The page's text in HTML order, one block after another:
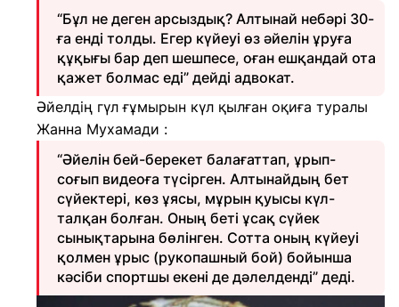
“Бұл не деген арсыздық? Алтынай небәрі 30-
ға енді толды. Егер күйеуі өз әйелін ұруға
құқығы бар деп шешпесе, оған ешқандай ота
қажет болмас еді” дейді адвокат.
Әйелдің гүл ғұмырын күл қылған оқиға туралы
Жанна Мухамади :
“Әйелін бей-берекет балағаттап, ұрып-
соғып видеоға түсірген. Алтынайдың бет
сүйектері, көз ұясы, мұрын қуысы күл-
талқан болған. Оның беті ұсақ сүйек
сынықтарына бөлінген. Сотта оның күйеуі
қолмен ұрыс (рукопашный бой) бойынша
кәсіби спортшы екені де дәлелденді” деді.